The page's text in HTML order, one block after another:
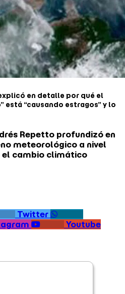
en detalle por qué el
está “causando estragos” y lo
Repetto profundizó en
meteorológico a nivel
el cambio climático
Twitter
Youtube